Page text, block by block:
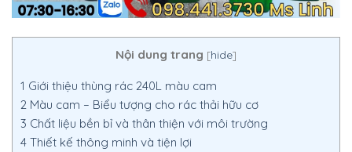
Nội dung trang [hide]
1 Giới thiệu thùng rác 240L màu cam
2 Màu cam – Biểu tượng cho rác thải hữu cơ
3 Chất liệu bền bỉ và thân thiện với môi trường
4 Thiết kế thông minh và tiện lợi